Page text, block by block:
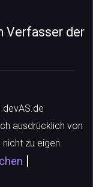
Verfasser der
ausdrücklich von
zu eigen.
|